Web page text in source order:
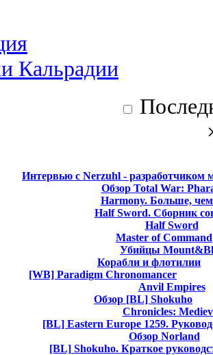
Интервью с Nerzuhl - разработчиком
Обзор Total War:
Harmony. Больше,
Half Sword. Сборник
Half Sword
Master of Command
Убийцы
Корабли и флотилии
[WB] Paradigm Chronomancer
Anvil Empires
Обзор [BL] Shokuho
Chronicles:
[BL] Eastern Europe 1259.
Обзор Norland
[BL] Shokuho. Краткое